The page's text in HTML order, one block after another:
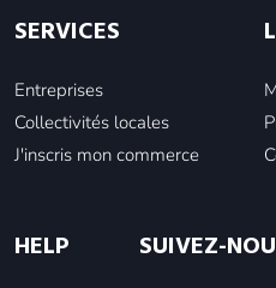
SERVICES
Entreprises
Collectivités locales
J'inscris mon commerce
HELP SUIVEZ-